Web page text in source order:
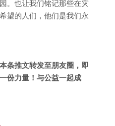
。也让我们铭记那些在灾
望的人们，他们是我们永
条推文转发至朋友圈，即
份力量！与公益一起成